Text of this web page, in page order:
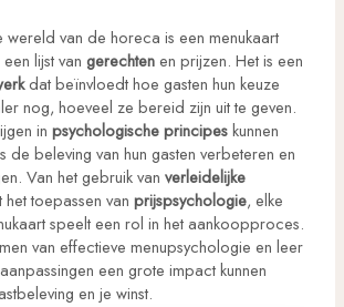
wereld van de horeca is een menukaart
lijst van gerechtenen prijzen. Het is een
dat beïnvloedt hoe gasten hun keuze
nog, hoeveel ze bereid zijn uit te geven.
in psychologische principeskunnen
de beleving van hun gasten verbeteren en
Van het gebruik van verleidelijke
toepassen van prijspsychologie, elke
speelt een rol in het aankoopproces.
van effectieve menupsychologie en leer
een grote impact kunnen
en je winst.